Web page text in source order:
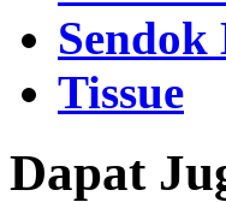
Tissue
Dapat